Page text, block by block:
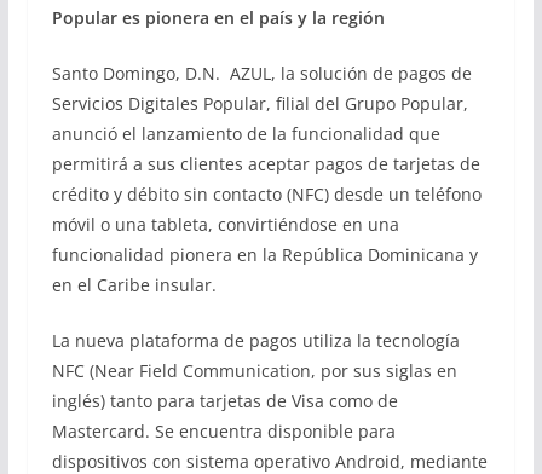
Popular es pionera en el país y la región
Santo Domingo, D.N. ­ AZUL, la solución de pagos de
Servicios Digitales Popular, filial del Grupo Popular,
anunció el lanzamiento de la funcionalidad que
permitirá a sus clientes aceptar pagos de tarjetas de
crédito y débito sin contacto (NFC) desde un teléfono
móvil o una tableta, convirtiéndose en una
funcionalidad pionera en la República Dominicana y
en el Caribe insular.
La nueva plataforma de pagos utiliza la tecnología
NFC (Near Field Communication, por sus siglas en
inglés) tanto para tarjetas de Visa como de
Mastercard. Se encuentra disponible para
dispositivos con sistema operativo Android, mediante